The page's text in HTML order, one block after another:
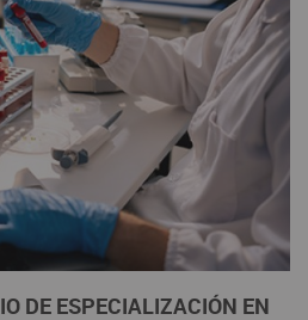
DE ESPECIALIZACIÓN EN